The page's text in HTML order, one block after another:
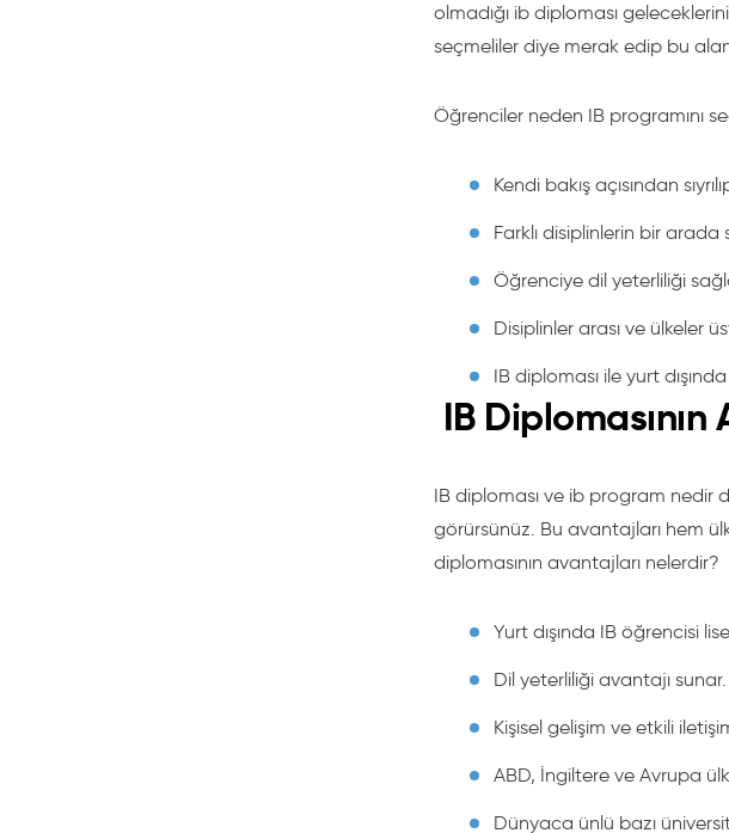
olmadığı ib diploması
seçmeliler diye merak edip bu
Öğrenciler neden IB programını
Kendi bakış açısından
Farklı disiplinlerin bir arada
Öğrenciye dil yeterliliği
Disiplinler arası ve ülkeler
IB diploması ile yurt
IB
IB diploması ve ib program nedir
görürsünüz. Bu avantajları hem
diplomasının avantajları nelerdir?
Yurt dışında IB öğrencisi
Dil yeterliliği avantajı sunar.
Kişisel gelişim ve etkili
ABD, İngiltere ve Avrupa
Dünyaca ünlü bazı